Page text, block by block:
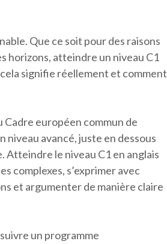
Que ce soit pour des raisons
horizons, atteindre un niveau C1
signifie réellement et comment
Cadre européen commun de
niveau avancé, juste en dessous
Atteindre le niveau C1 en anglais
complexes, s’exprimer avec
et argumenter de manière claire
un programme